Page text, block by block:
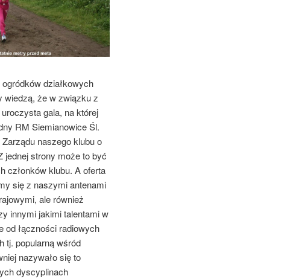
działkowych
wiedzą, że w związku z
gala, na której
RM Siemianowice Śl.
naszego klubu o
jednej strony może to być
członków klubu. A oferta
się z naszymi antenami
ale również
innymi jakimi talentami w
od łączności radiowych
tj. popularną wśród
nazywało się to
dyscyplinach